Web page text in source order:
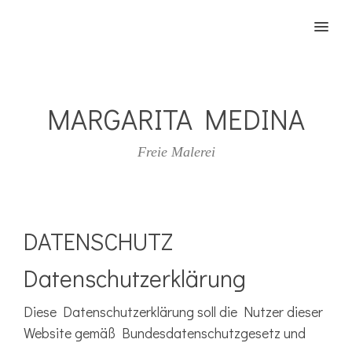
MENU
MARGARITA MEDINA
Freie Malerei
DATENSCHUTZ
Datenschutzerklärung
Diese Datenschutzerklärung soll die Nutzer dieser
Website gemäß Bundesdatenschutzgesetz und